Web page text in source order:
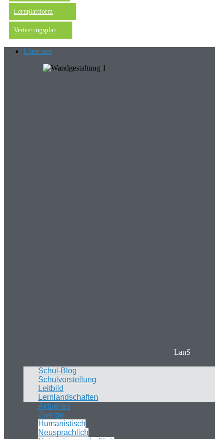
Lernplattform
Vertretungsplan
Über uns
LanS
Schul-Blog
Schulvorstellung
Leitbild
Lernlandschaften
Aktuelles
Zweige
Humanistisch
Neusprachlich